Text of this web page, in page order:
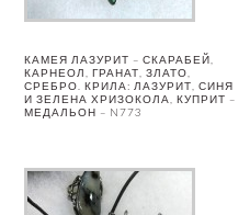
КАМЕЯ ЛАЗУРИТ – СКАРАБЕЙ,
КАРНЕОЛ, ГРАНАТ, ЗЛАТО,
СРЕБРО. КРИЛА: ЛАЗУРИТ, СИНЯ
И ЗЕЛЕНА ХРИЗОКОЛА, КУПРИТ –
МЕДАЛЬОН – N773